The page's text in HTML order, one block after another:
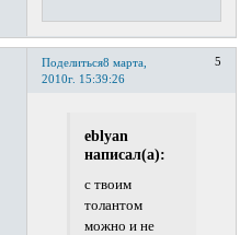
Поделиться 5
8 марта,
2010г. 15:39:26
eblyan
написал(а):
с твоим
толантом
можно и не